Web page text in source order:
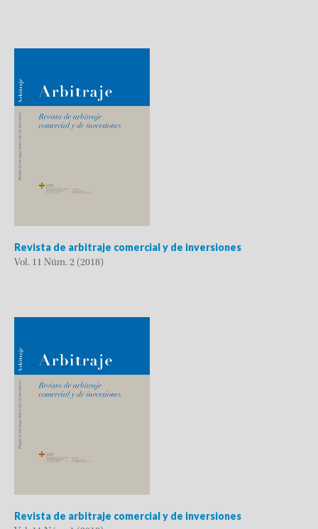
Revista de arbitraje comercial y de inversiones
Vol. 11 Núm. 2 (2018)
Revista de arbitraje comercial y de inversiones